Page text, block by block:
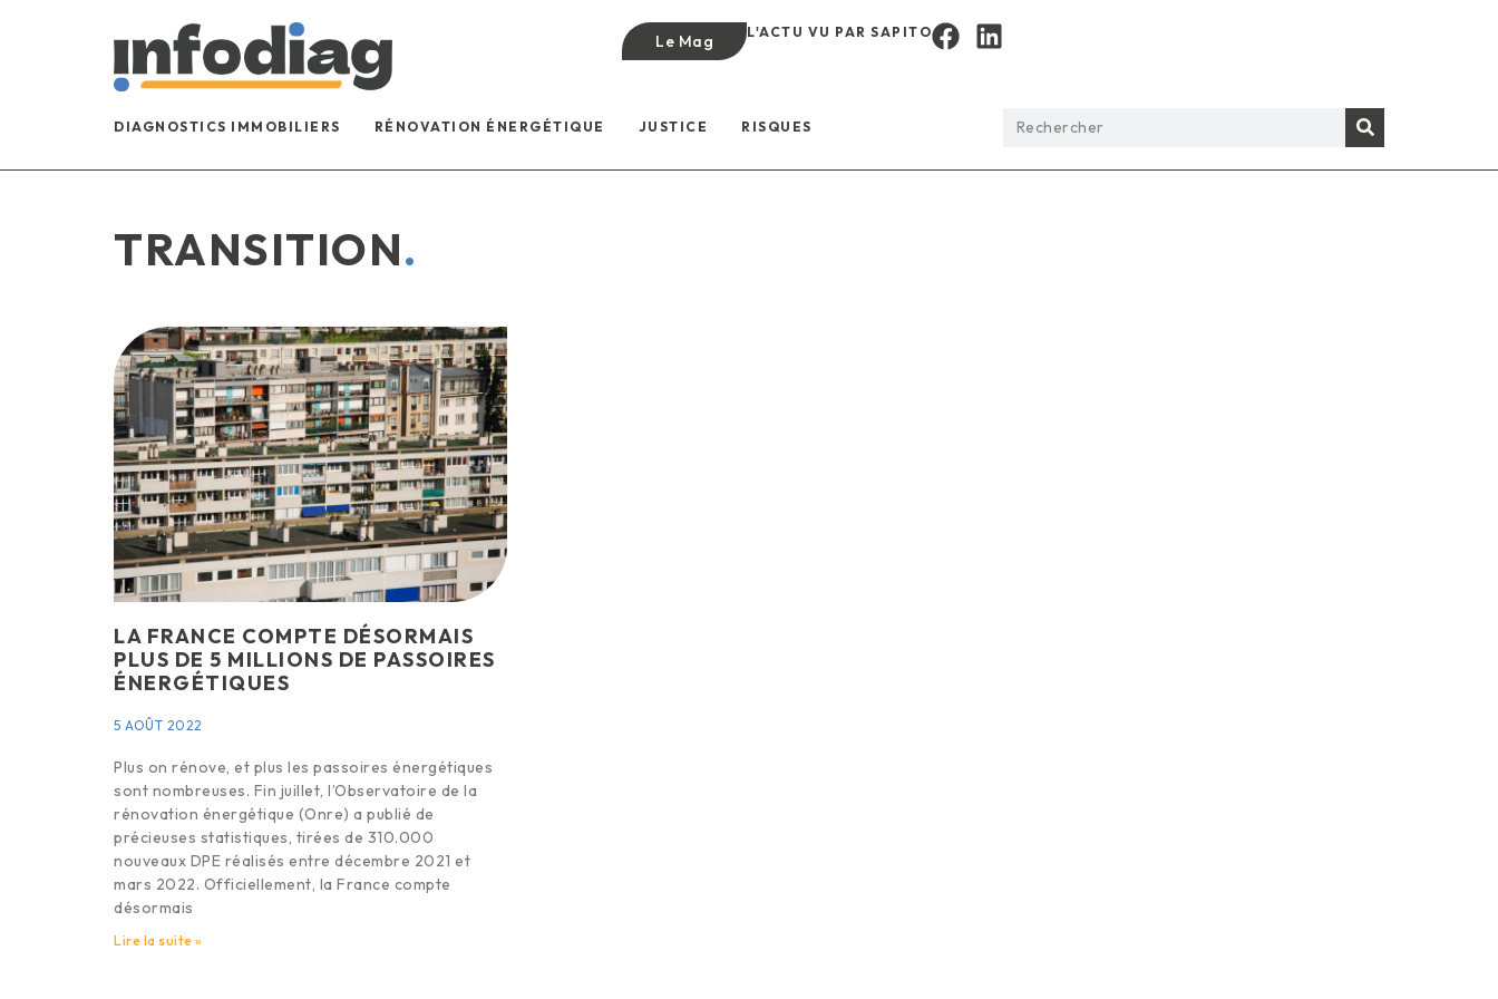
Le Mag L'ACTU VU PAR SAPITO
DIAGNOSTICS IMMOBILIERS RÉNOVATION ÉNERGÉTIQUE JUSTICE RISQUES
TRANSITION.
LA FRANCE COMPTE DÉSORMAIS
PLUS DE 5 MILLIONS DE PASSOIRES
ÉNERGÉTIQUES
5 AOÛT 2022
Plus on rénove, et plus les passoires énergétiques
sont nombreuses. Fin juillet, l’Observatoire de la
rénovation énergétique (Onre) a publié de
précieuses statistiques, tirées de 310.000
nouveaux DPE réalisés entre décembre 2021 et
mars 2022. Officiellement, la France compte
désormais
Lire la suite »